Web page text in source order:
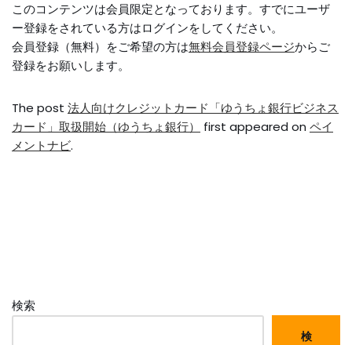
このコンテンツは会員限定となっております。すでにユーザ
ー登録をされている方はログインをしてください。
会員登録（無料）をご希望の方は無料会員登録ページからご
登録をお願いします。
The post 法人向けクレジットカード「ゆうちょ銀行ビジネス
カード」取扱開始（ゆうちょ銀行）
first appeared on ペイ
メントナビ.
検索
検